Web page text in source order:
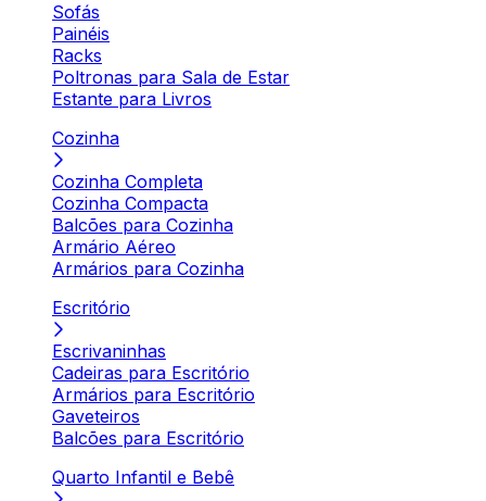
Sofás
Painéis
Racks
Poltronas para Sala de Estar
Estante para Livros
Cozinha
Cozinha Completa
Cozinha Compacta
Balcões para Cozinha
Armário Aéreo
Armários para Cozinha
Escritório
Escrivaninhas
Cadeiras para Escritório
Armários para Escritório
Gaveteiros
Balcões para Escritório
Quarto Infantil e Bebê